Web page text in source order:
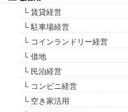
└ 賃貸経営
└ 駐車場経営
└ コインランドリー経営
└ 借地
└ 民泊経営
└ コンビニ経営
└ 空き家活用